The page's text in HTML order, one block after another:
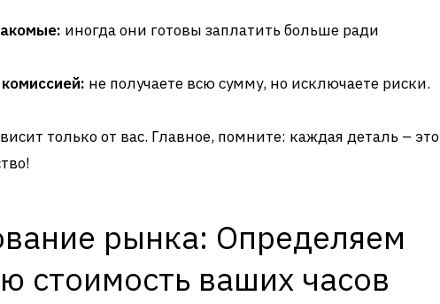
иногда они готовы заплатить больше ради
не получаете всю сумму, но исключаете риски.
только от вас. Главное, помните: каждая деталь – это
рынка: Определяем
стоимость ваших часов